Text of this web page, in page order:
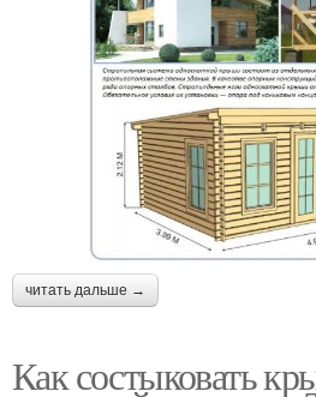
читать дальше →
Как состыковать